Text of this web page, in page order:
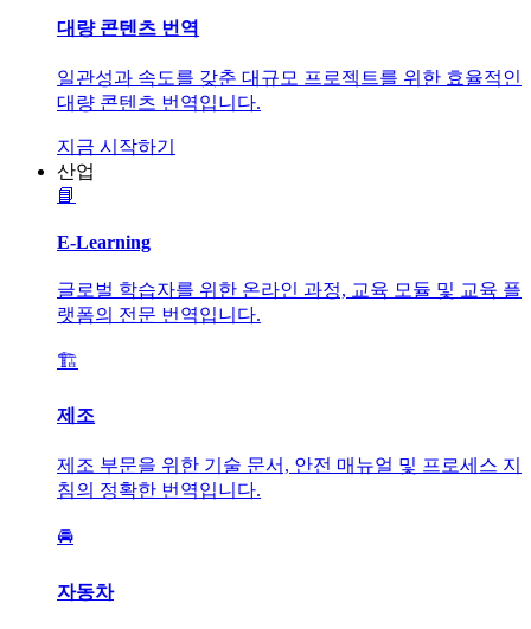
대량 콘텐츠 번역
일관성과 속도를 갖춘 대규모 프로젝트를 위한 효율적인
대량 콘텐츠 번역입니다.
지금 시작하기
산업
📘
E-Learning
글로벌 학습자를 위한 온라인 과정, 교육 모듈 및 교육 플
랫폼의 전문 번역입니다.
🏗️
제조
제조 부문을 위한 기술 문서, 안전 매뉴얼 및 프로세스 지
침의 정확한 번역입니다.
🚘
자동차